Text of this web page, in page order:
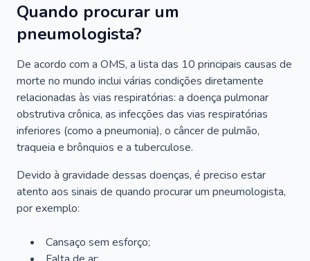
Quando procurar um
pneumologista?
De acordo com a OMS, a lista das 10 principais causas de
morte no mundo inclui várias condições diretamente
relacionadas às vias respiratórias: a doença pulmonar
obstrutiva crônica, as infecções das vias respiratórias
inferiores (como a pneumonia), o câncer de pulmão,
traqueia e brônquios e a tuberculose.
Devido à gravidade dessas doenças, é preciso estar
atento aos sinais de quando procurar um pneumologista,
por exemplo:
Cansaço sem esforço;